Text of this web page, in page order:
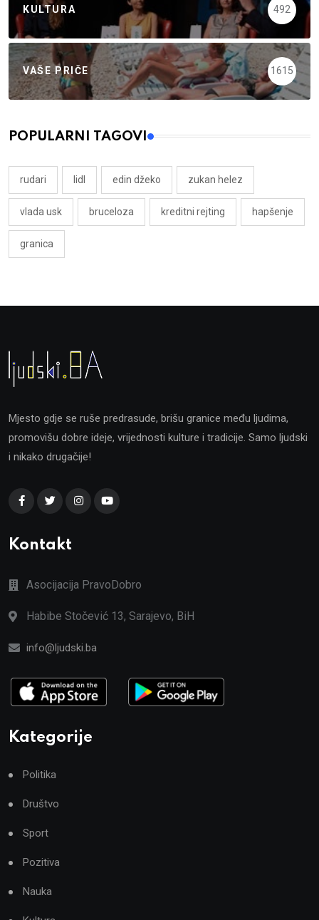
KULTURA 492
VAŠE PRIČE 1615
POPULARNI TAGOVI
rudari lidl edin džeko zukan helez
vlada usk bruceloza kreditni rejting hapšenje
granica
Mjesto gdje se ruše predrasude, brišu granice među ljudima,
promovišu dobre ideje, vrijednosti kulture i tradicije. Samo ljudski
i nikako drugačije!
Kontakt
Asocijacija PravoDobro
Habibe Stočević 13, Sarajevo, BiH
info@ljudski.ba
Kategorije
Politika
Društvo
Sport
Pozitiva
Nauka